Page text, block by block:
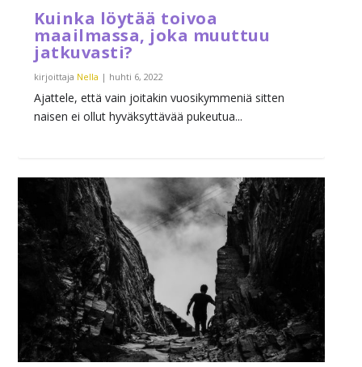
Kuinka löytää toivoa
maailmassa, joka muuttuu
jatkuvasti?
kirjoittaja Nella | huhti 6, 2022
Ajattele, että vain joitakin vuosikymmeniä sitten
naisen ei ollut hyväksyttävää pukeutua...